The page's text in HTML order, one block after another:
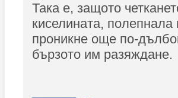
Така е, защото
киселината,
проникне още по-
бързото им разяждане.